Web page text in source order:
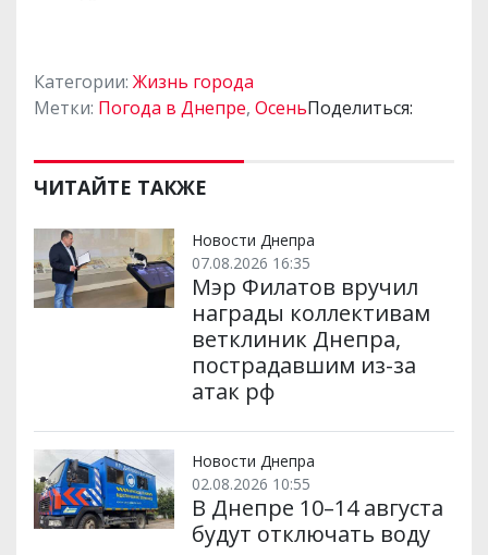
Категории: Жизнь города
Метки: Погода в Днепре, ОсеньПоделиться:
ЧИТАЙТЕ ТАКЖЕ
Новости Днепра
07.08.2026 16:35
Мэр Филатов вручил
награды коллективам
ветклиник Днепра,
пострадавшим из-за
атак рф
Новости Днепра
02.08.2026 10:55
В Днепре 10–14 августа
будут отключать воду